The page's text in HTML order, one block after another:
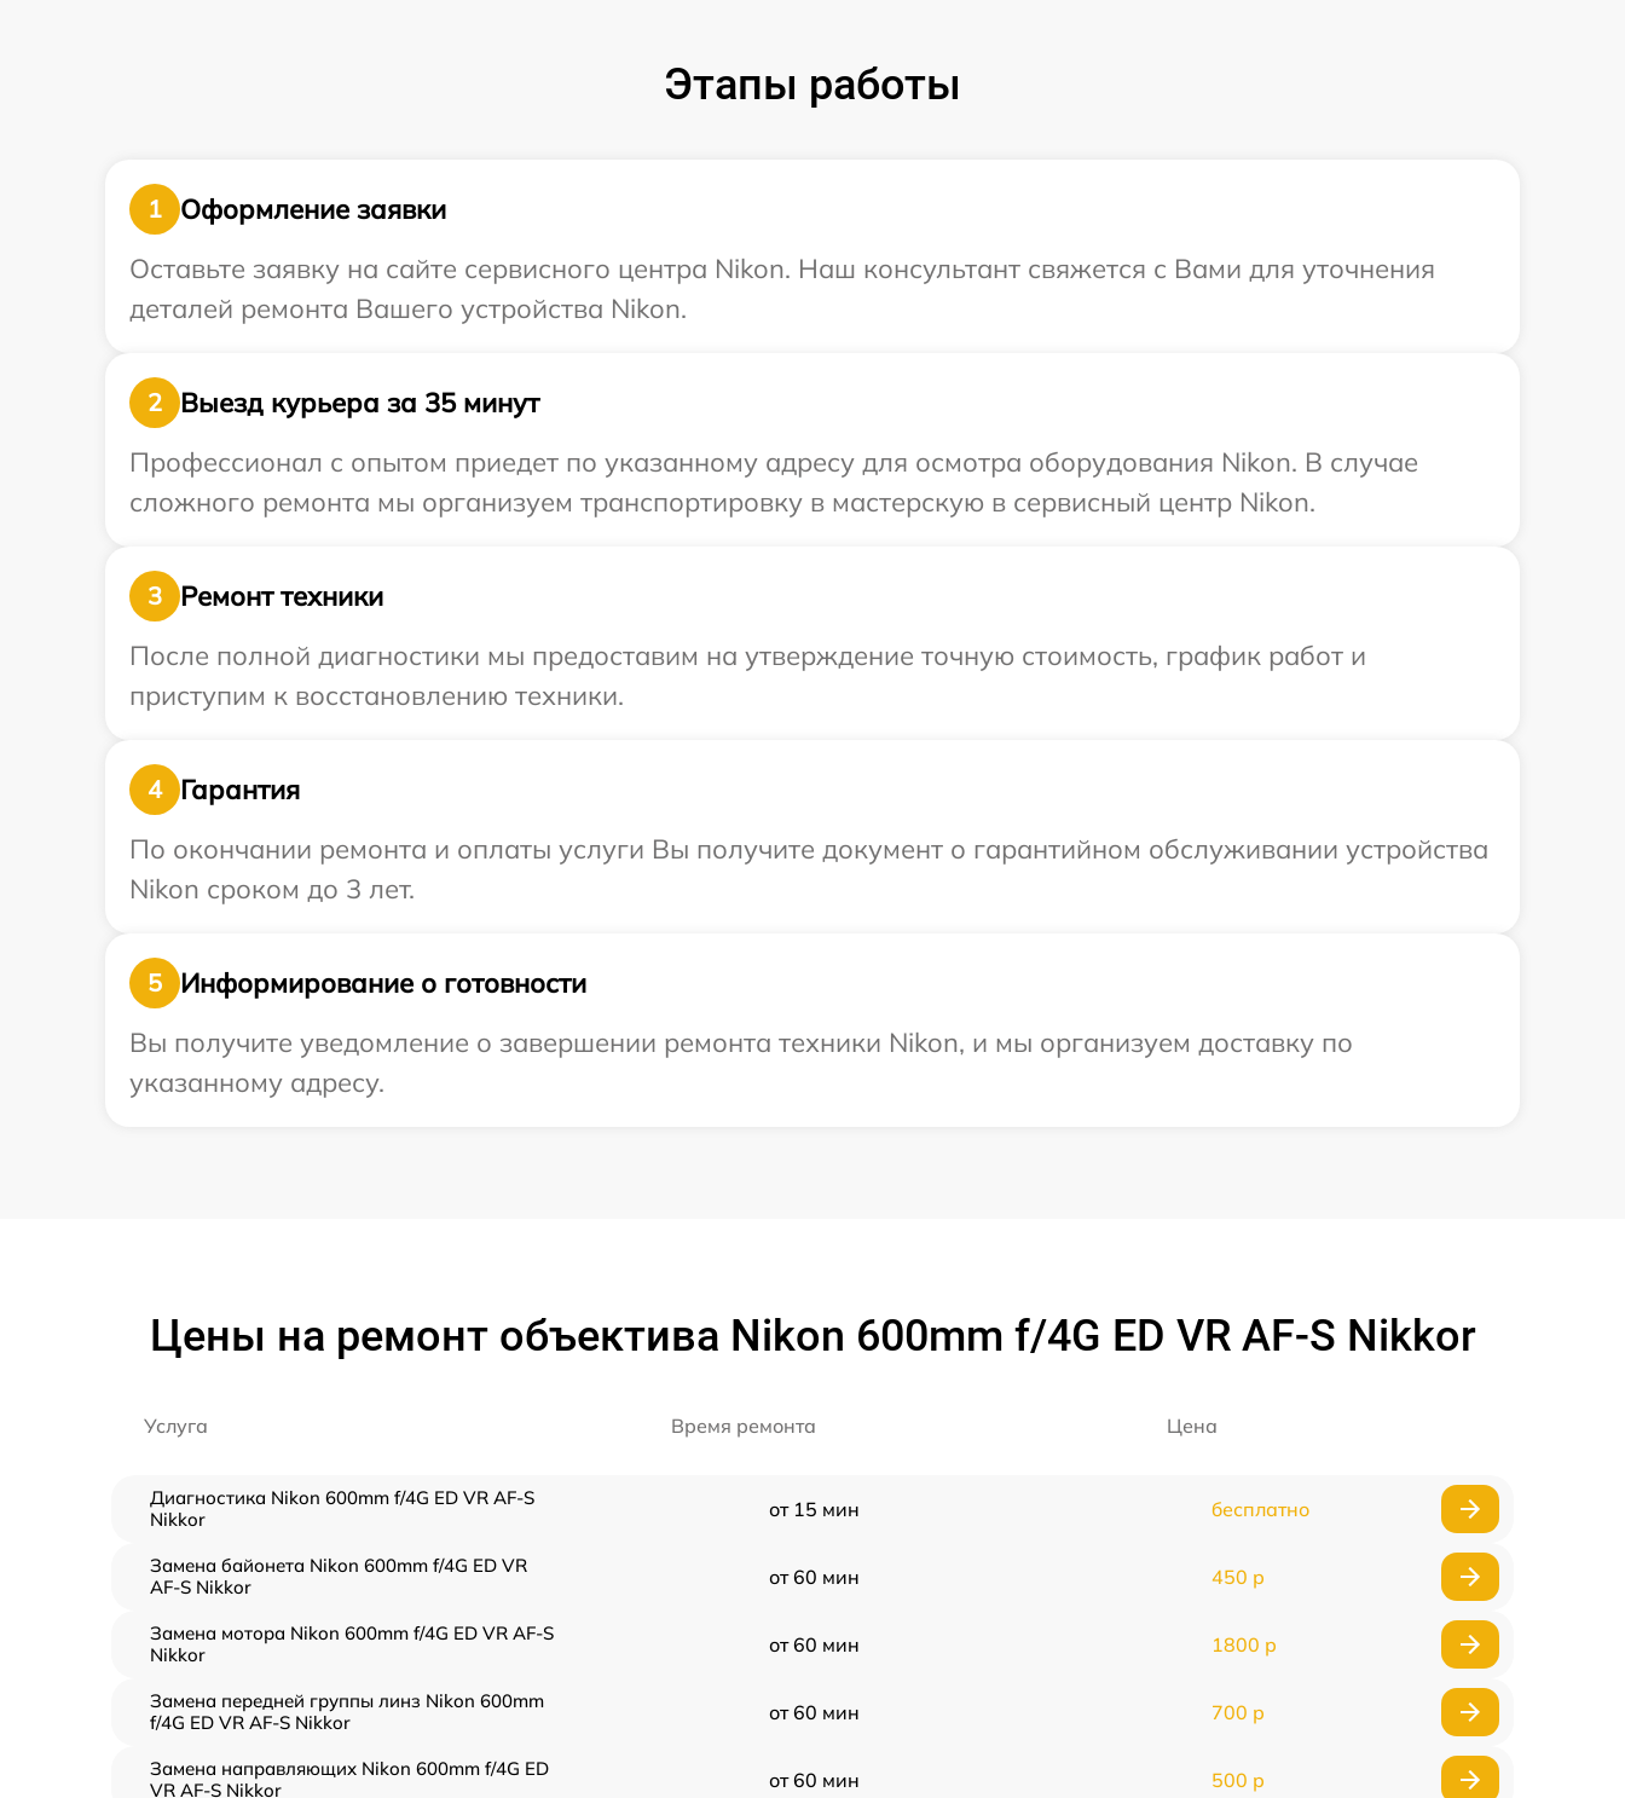
Этапы работы
1
Оформление заявки
Оставьте заявку на сайте сервисного центра Nikon. Наш консультант свяжется с Вами для уточнения
деталей ремонта Вашего устройства Nikon.
2
Выезд курьера за 35 минут
Профессионал с опытом приедет по указанному адресу для осмотра оборудования Nikon. В случае
сложного ремонта мы организуем транспортировку в мастерскую в сервисный центр Nikon.
3
Ремонт техники
После полной диагностики мы предоставим на утверждение точную стоимость, график работ и
приступим к восстановлению техники.
4
Гарантия
По окончании ремонта и оплаты услуги Вы получите документ о гарантийном обслуживании устройства
Nikon сроком до 3 лет.
5
Информирование о готовности
Вы получите уведомление о завершении ремонта техники Nikon, и мы организуем доставку по
указанному адресу.
Цены на ремонт объектива Nikon 600mm f/4G ED VR AF-S Nikkor
Услуга Время ремонта Цена
Диагностика Nikon 600mm f/4G ED VR AF-S
Nikkor
от 15 мин бесплатно
Замена байонета Nikon 600mm f/4G ED VR
AF-S Nikkor
от 60 мин 450 р
Замена мотора Nikon 600mm f/4G ED VR AF-S
Nikkor
от 60 мин 1800 р
Замена передней группы линз Nikon 600mm
f/4G ED VR AF-S Nikkor
от 60 мин 700 р
Замена направляющих Nikon 600mm f/4G ED
VR AF-S Nikkor
от 60 мин 500 р